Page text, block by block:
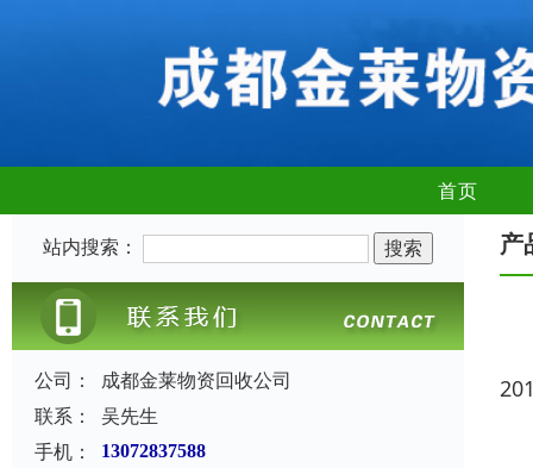
首页
站内搜索：
公司：
成都金莱物资回收公司
联系：
吴先生
手机：
13072837588
产